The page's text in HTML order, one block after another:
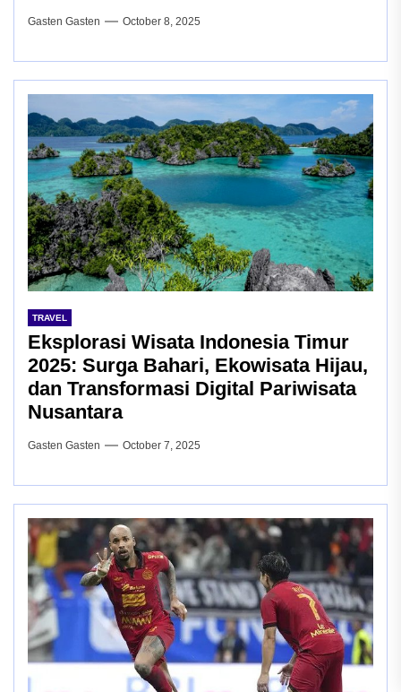
Gasten Gasten October 8, 2025
TRAVEL
Eksplorasi Wisata Indonesia Timur
2025: Surga Bahari, Ekowisata Hijau,
dan Transformasi Digital Pariwisata
Nusantara
Gasten Gasten October 7, 2025